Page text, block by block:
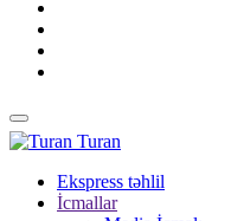
Turan
Ekspress təhlil
İcmallar